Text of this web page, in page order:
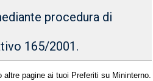
procedura di
165/2001.
altre pagine ai tuoi Preferiti su Mininterno.